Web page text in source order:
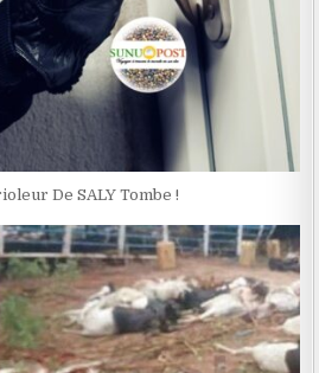
De SALY Tombe !